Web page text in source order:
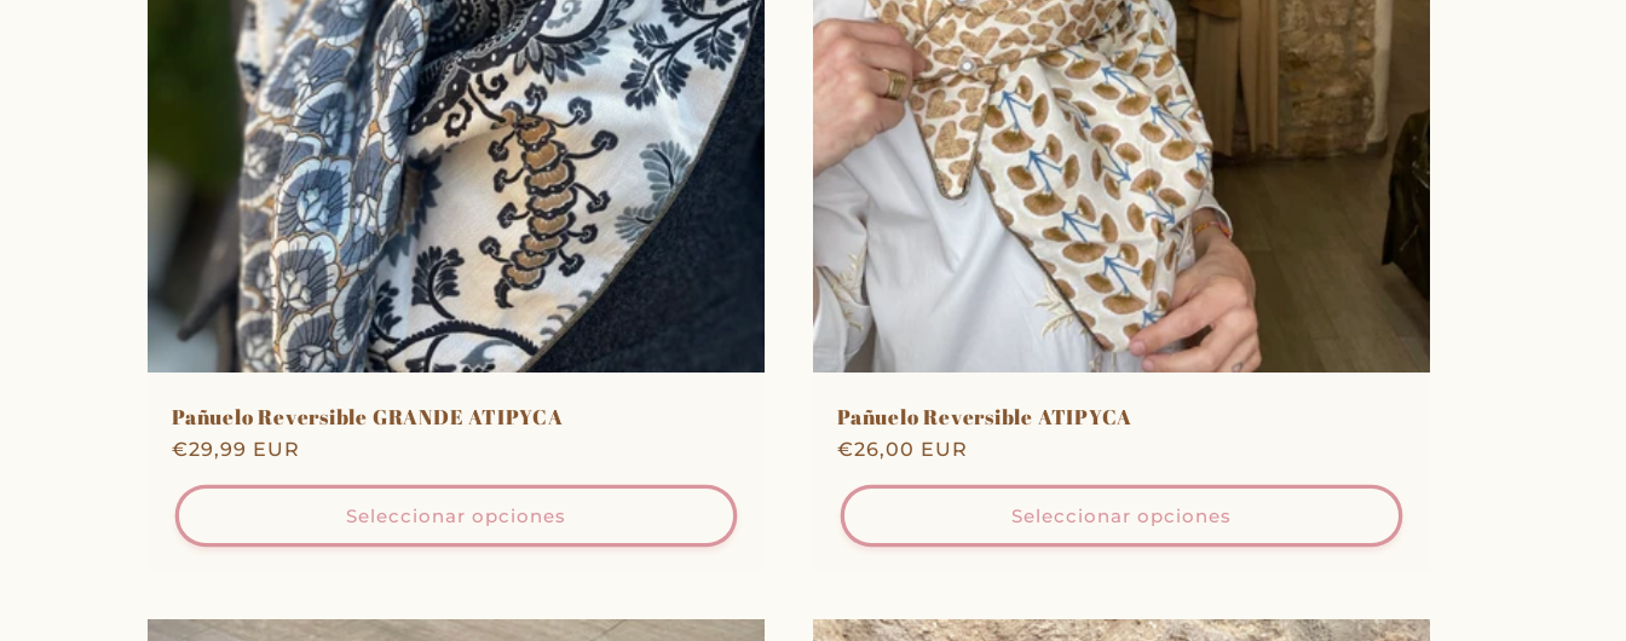
Pañuelo Reversible GRANDE ATIPYCA
Precio
habitual
€29,99 EUR
Seleccionar opciones
Pañuelo Reversible ATIPYCA
Precio
habitual
€26,00 EUR
Seleccionar opciones